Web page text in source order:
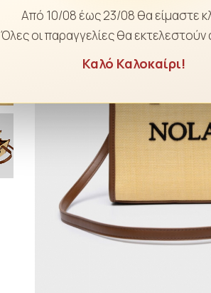
Από 10/08 έως 23/08 θα είμαστε
Όλες οι παραγγελίες θα
Καλό Καλοκαίρι!